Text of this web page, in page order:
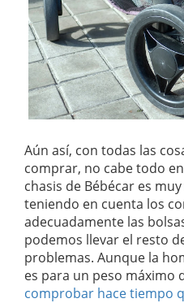
Aún así, con todas las
comprar, no cabe todo
chasis de Bébécar es
teniendo en cuenta los
adecuadamente las
podemos llevar el resto
problemas. Aunque la
es para un peso máximo
comprobar hace tiempo